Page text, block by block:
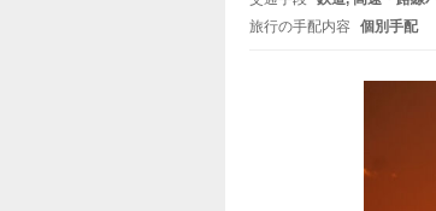
旅行の手配内容
個別手配